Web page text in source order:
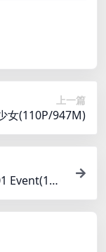
上一篇
女(110P/947M)
Event(178